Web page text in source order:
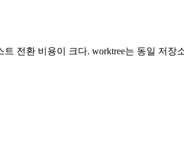
트 전환 비용이 크다. worktree는 동일 저장